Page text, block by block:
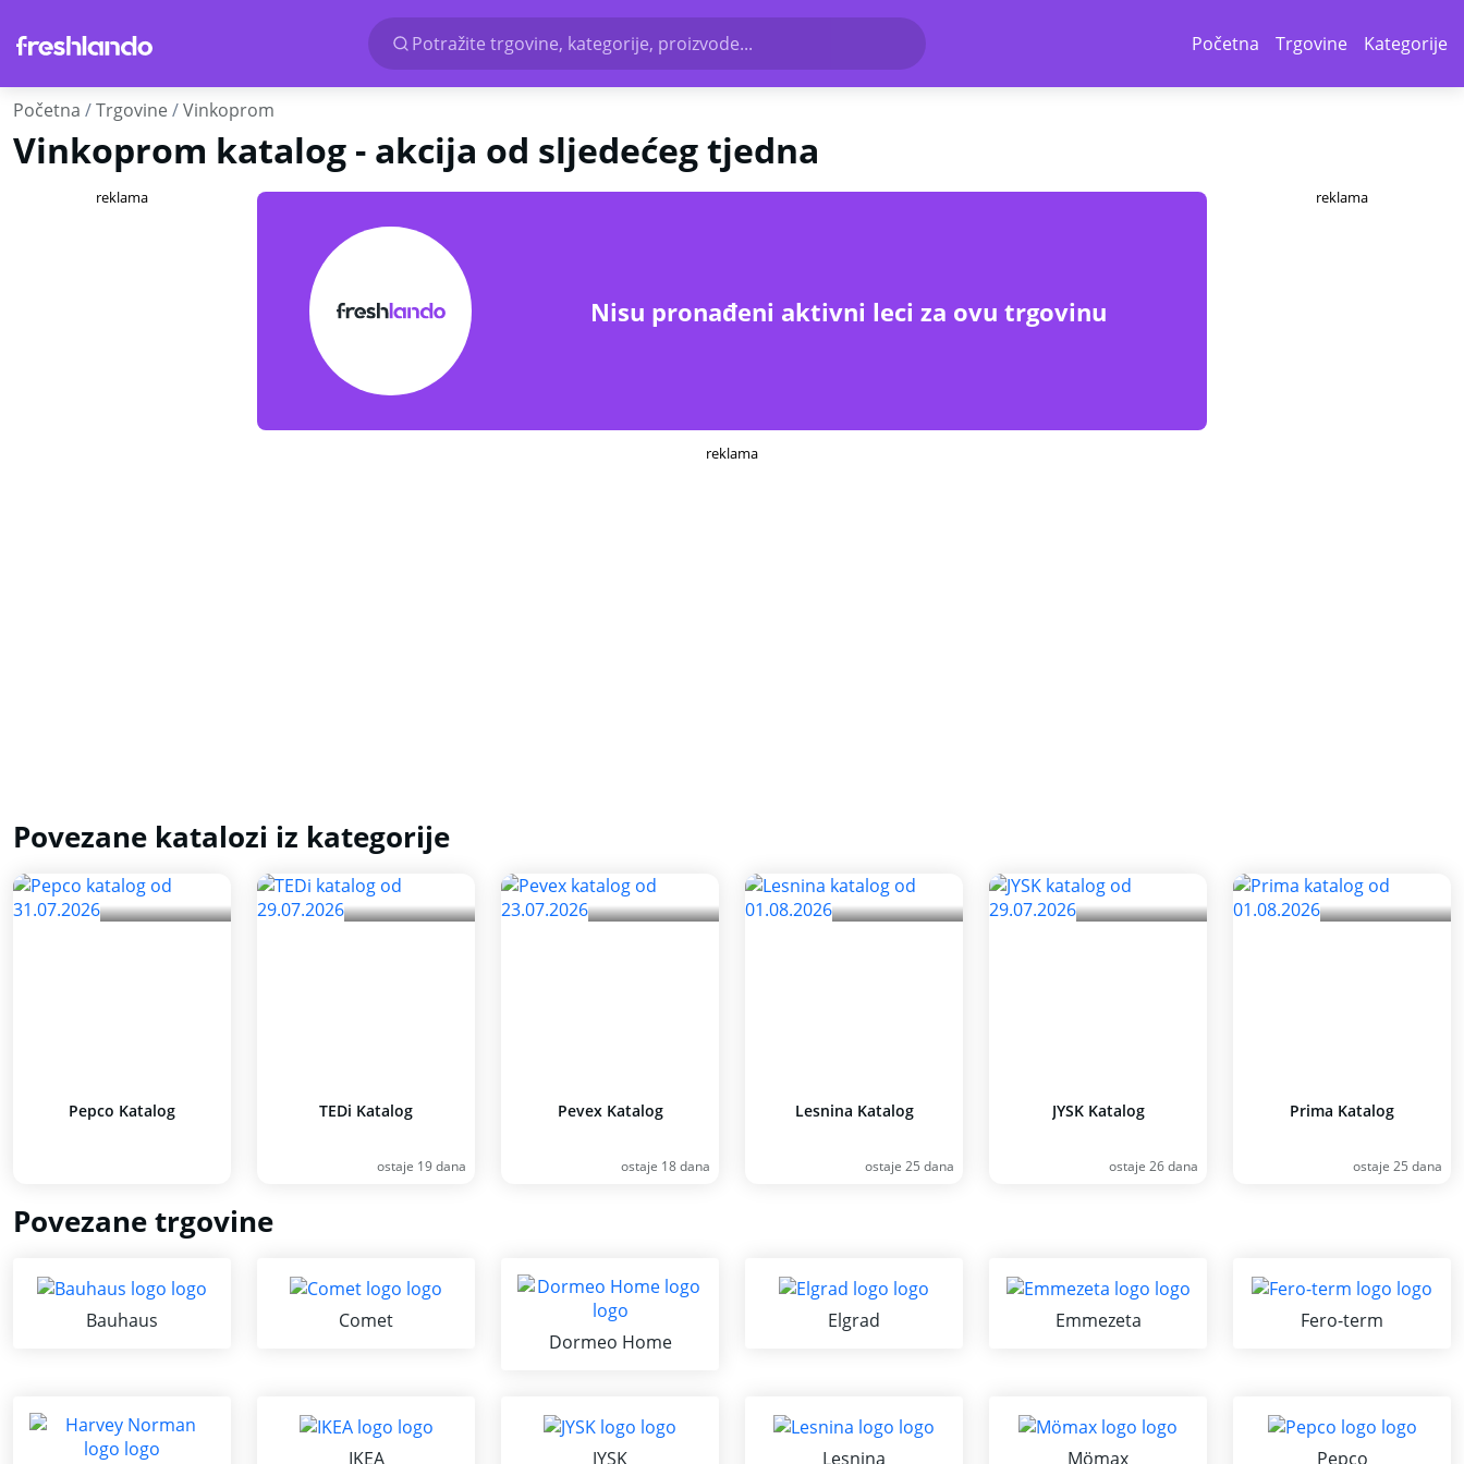
Potražite trgovine, kategorije, proizvode... Početna Trgovine Kategorije
Početna Trgovine Vinkoprom
Vinkoprom katalog - akcija od sljedećeg tjedna
reklama
Nisu pronađeni aktivni leci za ovu trgovinu
reklama
reklama
Povezane katalozi iz kategorije
Pepco Katalog TEDi Katalog
ostaje 19 dana
Pevex Katalog
ostaje 18 dana
Lesnina Katalog
ostaje 25 dana
JYSK Katalog
ostaje 26 dana
Prima Katalog
ostaje 25 dana
Povezane trgovine
Bauhaus
Comet
Dormeo Home
Elgrad Emmezeta Fero-term
IKEA JYSK Lesnina Mömax Pepco